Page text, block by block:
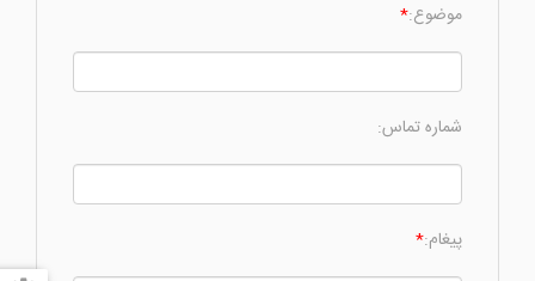
موضوع:*
شماره تماس:
پیغام:*